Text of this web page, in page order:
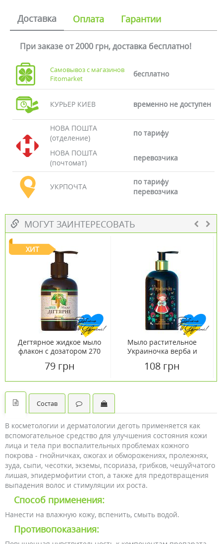
Доставка Оплата Гарантии
При заказе от 2000 грн, доставка бесплатно!
Самовывоз с магазинов
Fitomarket
бесплатно
КУРЬЕР КИЕВ временно не доступен
НОВА ПОШТА
(отделение)
по тарифу
НОВА ПОШТА
(почтомат)
перевозчика
УКРПОЧТА
по тарифу
перевозчика
МОГУТ ЗАИНТЕРЕСОВАТЬ
ХИТ
Дегтярное жидкое мыло
флакон с дозатором 270
79 грн
Мыло растительное
Украиночка верба и
108 грн
Состав
В косметологии и дерматологии деготь применяется как
вспомогательное средство для улучшения состояния кожи
лица и тела при воспалительных проблемах кожного
покрова - гнойничках, ожогах и обморожениях, пролежнях,
зуда, сыпи, чесотки, экземы, псориаза, грибков, чешуйчатого
лишая, эпидермофитии стоп, а также для предотвращения
выпадения волос и стимуляции их роста.
Способ применения:
Нанести на влажную кожу, вспенить, смыть водой.
Противопоказания: